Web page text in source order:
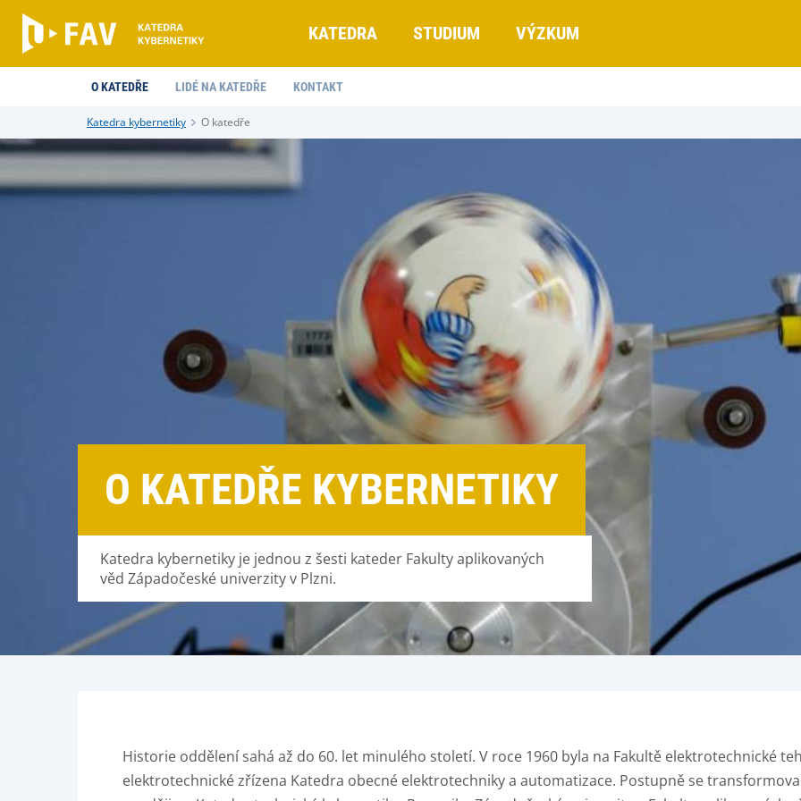
KATEDRA STUDIUM VÝZKUM
O KATEDŘE LIDÉ NA KATEDŘE KONTAKT
Katedra kybernetiky O katedře
O KATEDŘE KYBERNETIKY
Katedra kybernetiky je jednou z šesti kateder Fakulty aplikovaných
věd Západočeské univerzity v Plzni.
Historie oddělení sahá až do 60. let minulého století. V roce 1960 byla na Fakultě elektrotechnické
elektrotechnické zřízena Katedra obecné elektrotechniky a automatizace. Postupně se